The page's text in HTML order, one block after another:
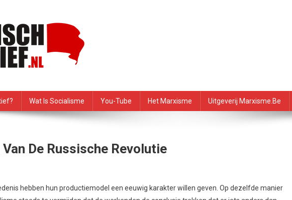
Wat Is Socialisme You-Tube Het Marxisme Uitgeverij Marxisme.be
De Russische Revolutie
hebben hun productiemodel een eeuwig karakter willen geven. Op dezelfde manier